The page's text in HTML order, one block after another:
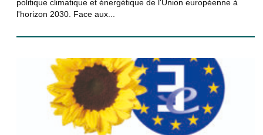
politique climatique et énergétique de l'Union européenne à
l'horizon 2030. Face aux...